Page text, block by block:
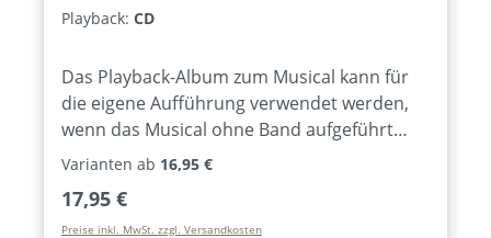
Playback: CD
Das Playback-Album zum Musical kann für
die eigene Aufführung verwendet werden,
wenn das Musical ohne Band aufgeführt
werden soll. Enthalten sind alle
Instrumentalversionen.
Varianten ab 16,95 €
Regulärer Preis:
17,95 €
Preise inkl. MwSt. zzgl. Versandkosten